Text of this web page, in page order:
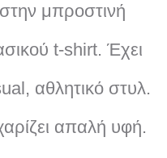
μπροστινή
t-shirt. Έχει
αθλητικό στυλ.
απαλή υφή.